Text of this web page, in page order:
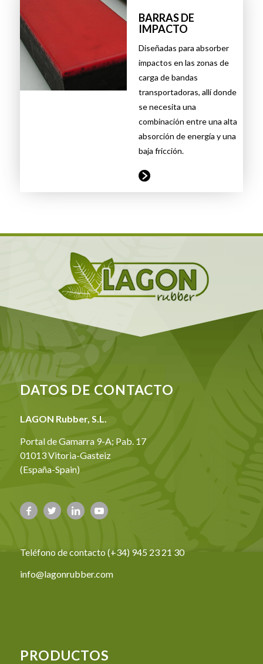
BARRAS DE
IMPACTO
Diseñadas para absorber
impactos en las zonas de
carga de bandas
transportadoras, allí donde
se necesita una
combinación entre una alta
absorción de energía y una
baja fricción.
DATOS DE CONTACTO
LAGON Rubber, S.L.
Portal de Gamarra 9-A; Pab. 17
01013 Vitoria-Gasteiz
(España-Spain)
Teléfono de contacto (+34) 945 23 21 30
info@lagonrubber.com
PRODUCTOS